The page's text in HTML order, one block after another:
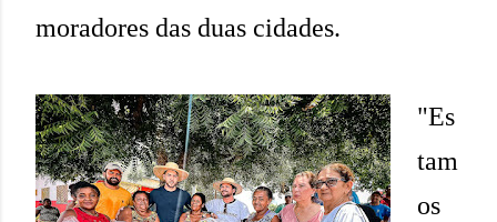
moradores das duas cidades.
"Es
tam
os